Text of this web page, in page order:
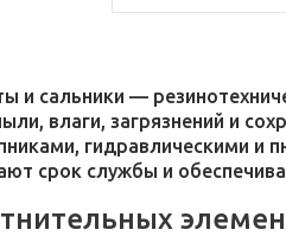
и сальники —
влаги, загрязнений и
гидравлическими и
срок службы и